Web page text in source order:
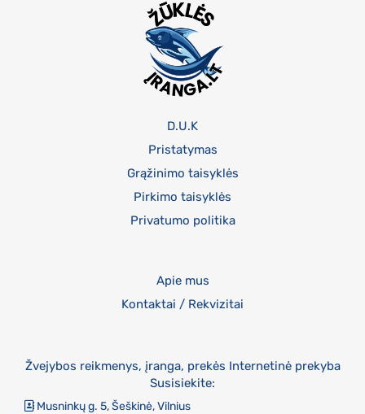
D.U.K
Pristatymas
Grąžinimo taisyklės
Pirkimo taisyklės
Privatumo politika
Apie mus
Kontaktai / Rekvizitai
Žvejybos reikmenys, įranga, prekės Internetinė prekyba
Susisiekite:
Musninkų g. 5, Šeškinė, Vilnius